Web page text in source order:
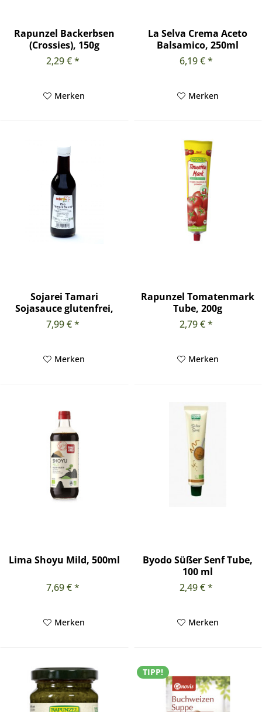
Rapunzel Backerbsen
(Crossies), 150g
2,29 € *
Merken
La Selva Crema Aceto
Balsamico, 250ml
6,19 € *
Merken
Sojarei Tamari
Sojasauce glutenfrei,
250 ml
7,99 € *
Merken
Rapunzel Tomatenmark
Tube, 200g
2,79 € *
Merken
Lima Shoyu Mild, 500ml
7,69 € *
Merken
Byodo Süßer Senf Tube,
100 ml
2,49 € *
Merken
TIPP!